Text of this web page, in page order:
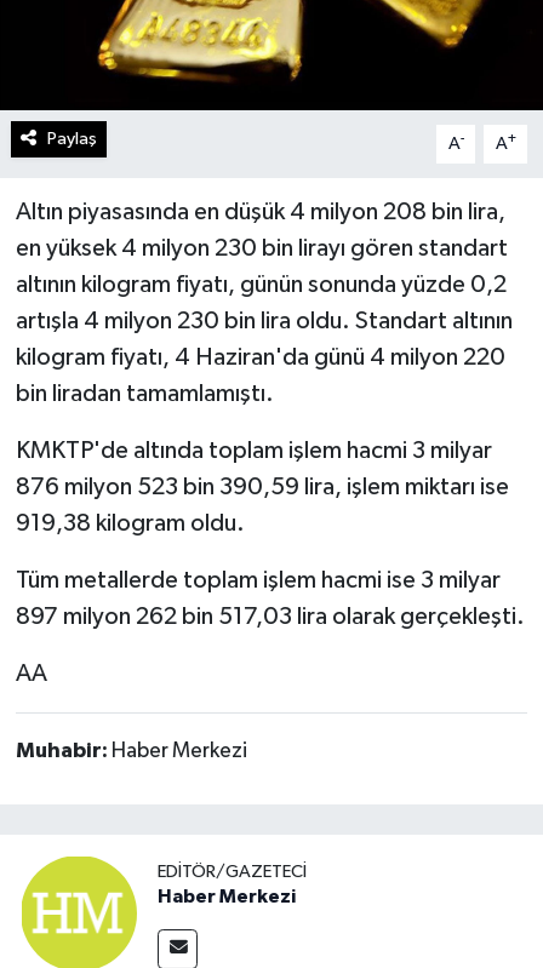
Paylaş A- A+
Altın piyasasında en düşük 4 milyon 208 bin lira,
en yüksek 4 milyon 230 bin lirayı gören standart
altının kilogram fiyatı, günün sonunda yüzde 0,2
artışla 4 milyon 230 bin lira oldu. Standart altının
kilogram fiyatı, 4 Haziran'da günü 4 milyon 220
bin liradan tamamlamıştı.
KMKTP'de altında toplam işlem hacmi 3 milyar
876 milyon 523 bin 390,59 lira, işlem miktarı ise
919,38 kilogram oldu.
Tüm metallerde toplam işlem hacmi ise 3 milyar
897 milyon 262 bin 517,03 lira olarak gerçekleşti.
AA
Muhabir: Haber Merkezi
EDITÖR/GAZETECI
Haber Merkezi